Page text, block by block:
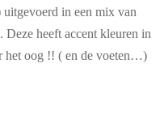
uitgevoerd in een mix van
Deze heeft accent kleuren in
het oog !! ( en de voeten…)